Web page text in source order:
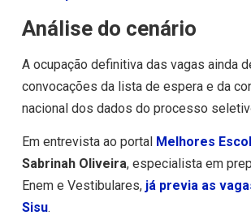
Análise do cenário
A ocupação definitiva das vagas ainda
convocações da lista de espera e da
nacional dos dados do processo
Em entrevista ao portal Melhores
Sabrinah Oliveira, especialista em
Enem e Vestibulares, já previa as
Sisu.